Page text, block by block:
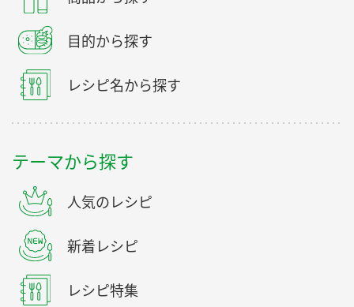
目的から探す
レシピ名から探す
テーマから探す
人気のレシピ
新着レシピ
レシピ特集